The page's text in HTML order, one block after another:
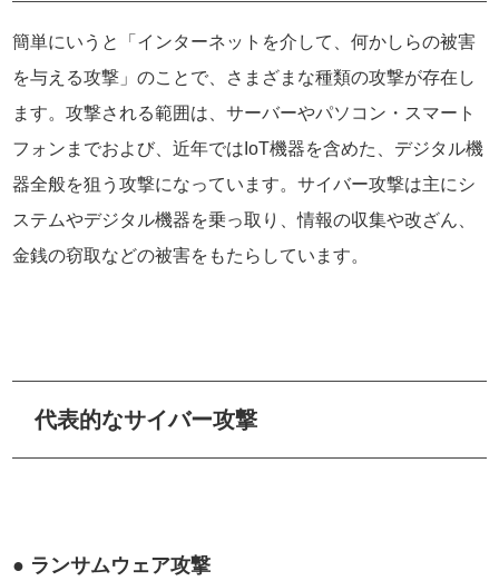
簡単にいうと「インターネットを介して、何かしらの被害
を与える攻撃」のことで、さまざまな種類の攻撃が存在し
ます。攻撃される範囲は、サーバーやパソコン・スマート
フォンまでおよび、近年ではIoT機器を含めた、デジタル機
器全般を狙う攻撃になっています。サイバー攻撃は主にシ
ステムやデジタル機器を乗っ取り、情報の収集や改ざん、
金銭の窃取などの被害をもたらしています。
代表的なサイバー攻撃
● ランサムウェア攻撃